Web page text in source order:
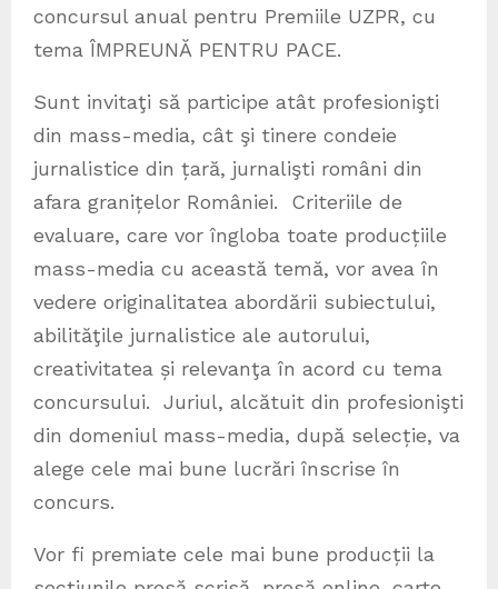
concursul anual pentru Premiile UZPR, cu
tema ÎMPREUNĂ PENTRU PACE.
Sunt invitaţi să participe atât profesionişti
din mass-media, cât şi tinere condeie
jurnalistice din țară, jurnalişti români din
afara granițelor României. Criteriile de
evaluare, care vor îngloba toate producțiile
mass-media cu această temă, vor avea în
vedere originalitatea abordării subiectului,
abilităţile jurnalistice ale autorului,
creativitatea și relevanţa în acord cu tema
concursului. Juriul, alcătuit din profesionişti
din domeniul mass-media, după selecție, va
alege cele mai bune lucrări înscrise în
concurs.
Vor fi premiate cele mai bune producții la